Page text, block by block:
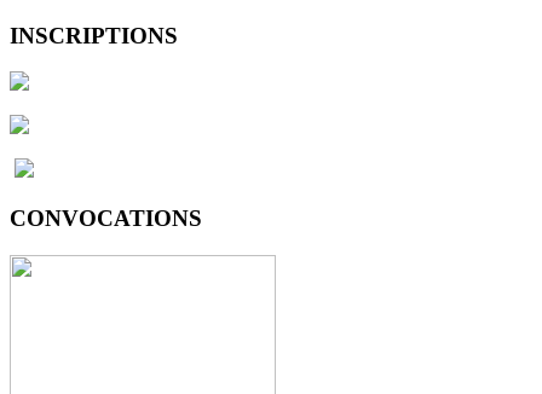
INSCRIPTIONS
CONVOCATIONS